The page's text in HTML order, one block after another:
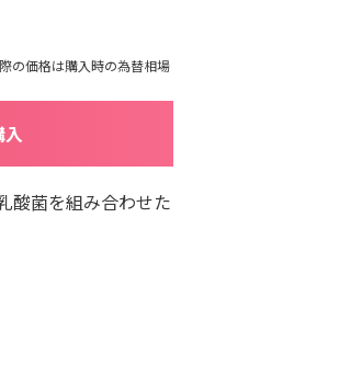
の価格は購入時の為替相場
酸菌を組み合わせた